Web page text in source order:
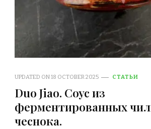
UPDATED ON18 OCTOBER 2025 СТАТЬИ
Duo Jiao. Соус из
ферментированных
чеснока.